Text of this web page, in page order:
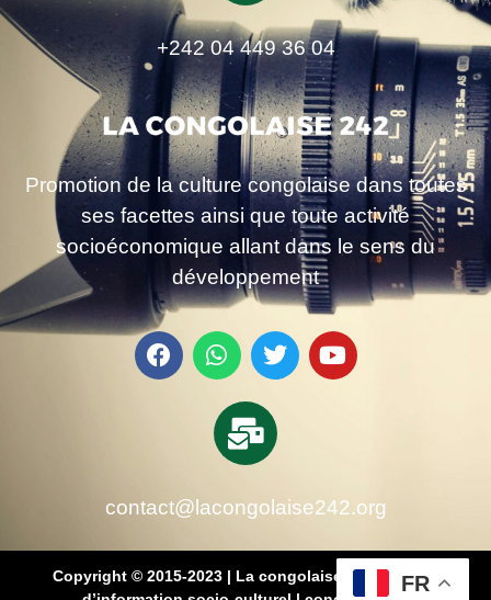
+242 04 449 36 04
Promotion de la culture congolaise dans toutes
ses facettes ainsi que toute activité
socioéconomique allant dans le sens du
développement
contact@lacongolaise242.org
Copyright © 2015-2023 | La congolaise 242 – média
FR